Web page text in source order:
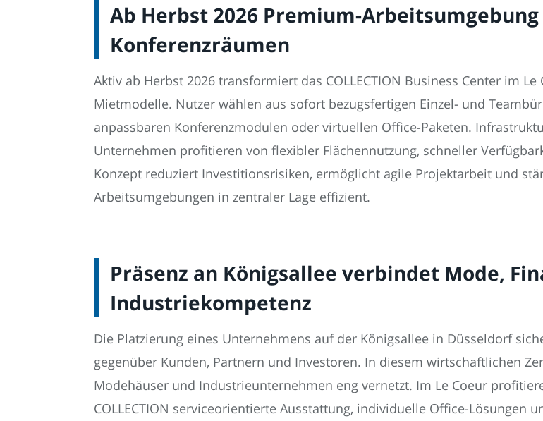
Ab Herbst 2026 Premium-
Konferenzräumen
Aktiv ab Herbst 2026 transformiert das COLLECTION Business Center im
Mietmodelle. Nutzer wählen aus sofort bezugsfertigen Einzel- und
anpassbaren Konferenzmodulen oder virtuellen Office-Paketen.
Unternehmen profitieren von flexibler Flächennutzung, schneller
Konzept reduziert Investitionsrisiken, ermöglicht agile Projektarbeit und
Arbeitsumgebungen in zentraler Lage effizient.
Präsenz an Königsallee verbindet Mode,
Industriekompetenz
Die Platzierung eines Unternehmens auf der Königsallee in Düsseldorf
gegenüber Kunden, Partnern und Investoren. In diesem wirtschaftlichen
Modehäuser und Industrieunternehmen eng vernetzt. Im Le Coeur
COLLECTION serviceorientierte Ausstattung, individuelle Office-Lösungen